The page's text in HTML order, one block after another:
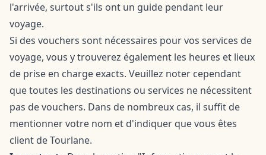
l'arrivée, surtout s'ils ont un guide pendant leur
voyage.
Si des vouchers sont nécessaires pour vos services de
voyage, vous y trouverez également les heures et lieux
de prise en charge exacts. Veuillez noter cependant
que toutes les destinations ou services ne nécessitent
pas de vouchers. Dans de nombreux cas, il suffit de
mentionner votre nom et d'indiquer que vous êtes
client de Tourlane.